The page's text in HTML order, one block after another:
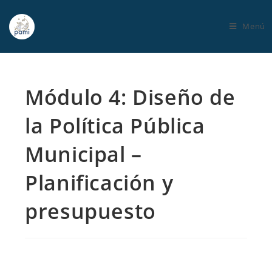
Menú
Módulo 4: Diseño de
la Política Pública
Municipal –
Planificación y
presupuesto